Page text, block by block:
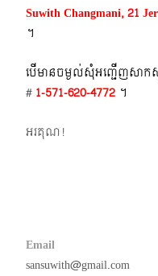
Suwith Changmani, 21
។​
បើមានចម្ងល់​សុំអញ្ជើញសាក
# 1-571-620-4772​ ។
អរគុណ!
Email
sansuwith@gmail.com